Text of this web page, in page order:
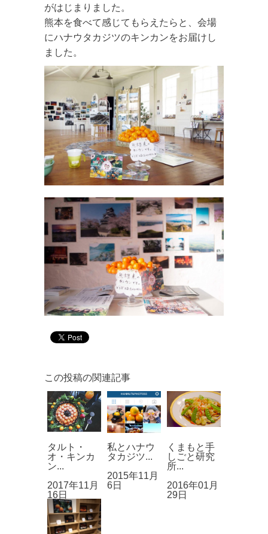
がはじまりました。
熊本を食べて感じてもらえたらと、会場
にハナウタカジツのキンカンをお届けし
ました。
この投稿の関連記事
タルト・
オ・キンカ
ン...
2017年11月
16日
私とハナウ
タカジツ...
2015年11月
6日
くまもと手
しごと研究
所...
2016年01月
29日